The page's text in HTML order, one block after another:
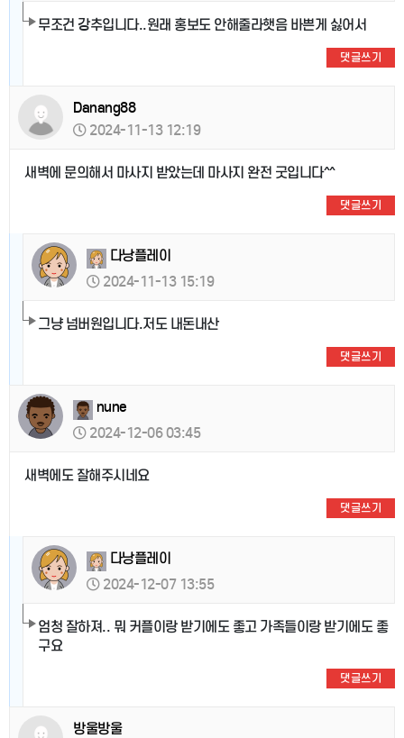
무조건 강추입니다..원래 홍보도 안해줄라햇음 바쁜게 싫어서
댓글쓰기
Danang88
2024-11-13 12:19
새벽에 문의해서 마사지 받았는데 마사지 완전 굿입니다^^
댓글쓰기
다낭플레이
2024-11-13 15:19
그냥 넘버원입니다.저도 내돈내산
댓글쓰기
nune
2024-12-06 03:45
새벽에도 잘해주시네요
댓글쓰기
다낭플레이
2024-12-07 13:55
엄청 잘하져.. 뭐 커플이랑 받기에도 좋고 가족들이랑 받기에도 좋
구요
댓글쓰기
방울방울